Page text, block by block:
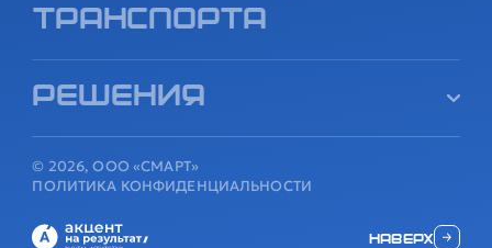
транспорта
Решения
наверх
© 2026, ООО «СМАРТ»
ПОЛИТИКА КОНФИДЕНЦИАЛЬНОСТИ